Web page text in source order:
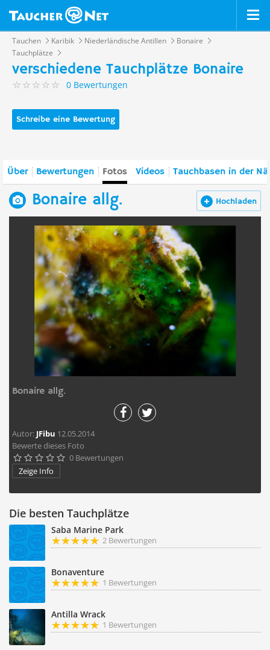
Tauchen Karibik Niederländische Antillen
Bonaire
Tauchplätze
verschiedene Tauchplätze Bonaire
0 Bewertungen
Schreibe eine Bewertung
Über Bewertungen Fotos Videos Tauchbasen in der
Hochladen
Bonaire allg.
Bonaire allg.
Autor: JFibu 12.05.2014
Bewerte dieses Foto
     0 Bewertungen
Zeige Info
Die besten Tauchplätze
Saba Marine Park
2 Bewertungen
Bonaventure
1 Bewertungen
Antilla Wrack
1 Bewertungen